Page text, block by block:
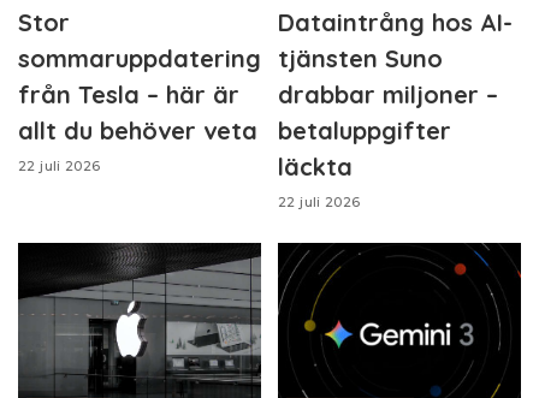
Stor
sommaruppdatering
från Tesla – här är
allt du behöver veta
22 juli 2026
Dataintrång hos AI-
tjänsten Suno
drabbar miljoner –
betaluppgifter
läckta
22 juli 2026